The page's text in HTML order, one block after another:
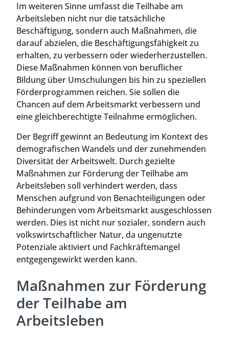
Im weiteren Sinne umfasst die Teilhabe am
Arbeitsleben nicht nur die tatsächliche
Beschäftigung, sondern auch Maßnahmen, die
darauf abzielen, die Beschäftigungsfähigkeit zu
erhalten, zu verbessern oder wiederherzustellen.
Diese Maßnahmen können von beruflicher
Bildung über Umschulungen bis hin zu speziellen
Förderprogrammen reichen. Sie sollen die
Chancen auf dem Arbeitsmarkt verbessern und
eine gleichberechtigte Teilnahme ermöglichen.
Der Begriff gewinnt an Bedeutung im Kontext des
demografischen Wandels und der zunehmenden
Diversität der Arbeitswelt. Durch gezielte
Maßnahmen zur Förderung der Teilhabe am
Arbeitsleben soll verhindert werden, dass
Menschen aufgrund von Benachteiligungen oder
Behinderungen vom Arbeitsmarkt ausgeschlossen
werden. Dies ist nicht nur sozialer, sondern auch
volkswirtschaftlicher Natur, da ungenutzte
Potenziale aktiviert und Fachkräftemangel
entgegengewirkt werden kann.
Maßnahmen zur Förderung
der Teilhabe am
Arbeitsleben